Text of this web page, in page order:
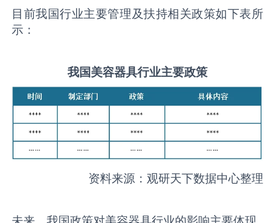
目前我国行业主要管理及扶持相关政策如下表所
示：
我国美容器具行业主要政策
资料来源：观研天下数据中心整理